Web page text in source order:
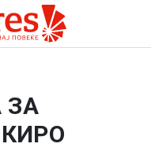
ЗА